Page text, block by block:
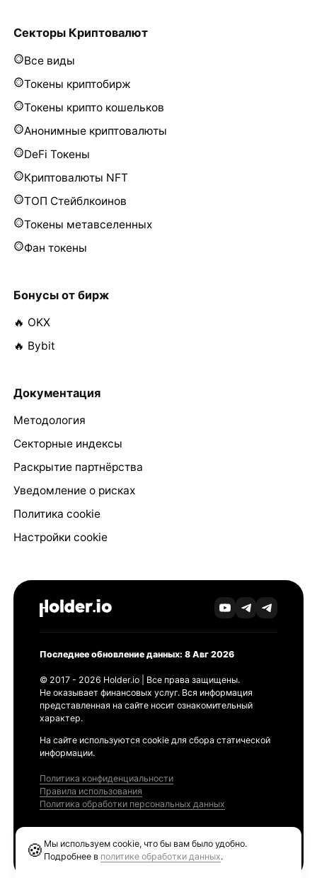
Секторы Криптовалют
Все виды
Токены криптобирж
Токены крипто кошельков
Анонимные криптовалюты
DeFi Токены
Криптовалюты NFT
ТОП Стейблкоинов
Токены метавселенных
Фан токены
Бонусы от бирж
🔥 OKX
🔥 Bybit
Документация
Методология
Секторные индексы
Раскрытие партнёрства
Уведомление о рисках
Политика cookie
Настройки cookie
Последнее обновление данных: 8 Авг 2026
© 2017 - 2026 Holder.io | Все права защищены.
Не оказывает финансовых услуг. Вся информация
представленная на сайте носит ознакомительный
характер.
На сайте используются cookie для сбора статической
информации.
Политика конфиденциальности
Правила использования
Политика обработки персональных данных
🍪 Мы используем cookie, что бы вам было удобно.
Подробнее в политике обработки данных.
Ethereum GAS Tracker